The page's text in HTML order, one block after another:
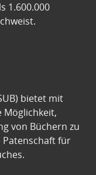
1.600.000
bietet mit
Möglichkeit,
von Büchern zu
Patenschaft für